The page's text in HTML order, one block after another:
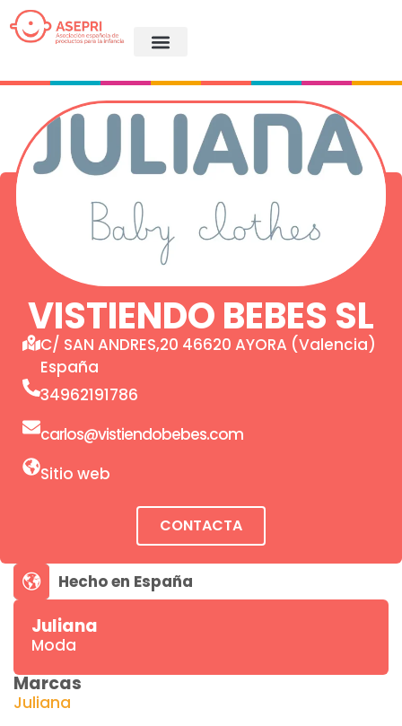
Juliana
Moda
Marcas
Juliana
VISTIENDO BEBES SL
C/ SAN ANDRES,20 46620 AYORA (Valencia)
España
34962191786
carlos@vistiendobebes.com
Sitio web
CONTACTA